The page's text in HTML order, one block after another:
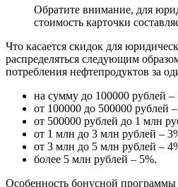
Обратите внимание, для
стоимость карточки
Что касается скидок для
распределяться следующим
потребления нефтепродуктов за
на сумму до 100000 рублей –
от 100000 до 500000 рублей
от 500000 рублей до 1 млн
от 1 млн до 3 млн рублей –
от 3 млн до 5 млн рублей –
более 5 млн рублей – 5%.
Особенность бонусной